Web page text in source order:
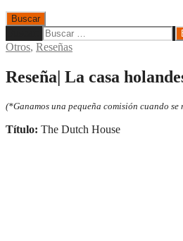
Buscar
Otros, Reseñas
Reseña| La casa
(*Ganamos una pequeña comisión cuando
Título: The Dutch House